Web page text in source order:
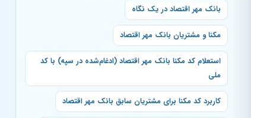
بانک مهر اقتصاد در یک نگاه
مکنا و مشتریان بانک مهر اقتصاد
استعلام کد مکنا بانک مهر اقتصاد (ادغام‌شده در سپه) با کد
کاربرد کد مکنا برای مشتریان سابق بانک مهر اقتصاد